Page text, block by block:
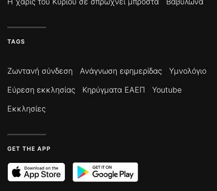
TAGS
Ζωντανή σύνδεση Ανάγνωση εφημερίδας
Υμνολόγιο
Εύρεση εκκλησίας
Κηρύγματα ΕΑΕΠ
Youtube
Εκκλησίες
GET THE APP